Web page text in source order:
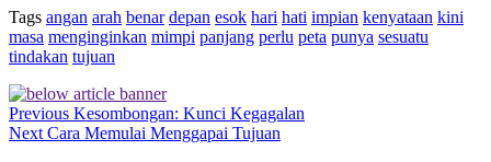
Tags angan arah benar depan esok hari hati impian kenyataan kini
masa menginginkan mimpi panjang perlu peta punya sesuatu
tindakan tujuan
Previous Kesombongan: Kunci Kegagalan
Next Cara Memulai Menggapai Tujuan